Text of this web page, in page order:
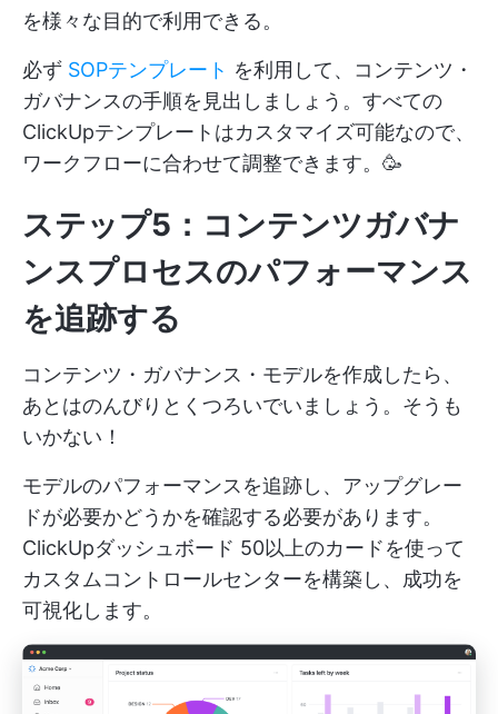
を様々な目的で利用できる。
必ず SOPテンプレート を利用して、コンテンツ・
ガバナンスの手順を見出しましょう。すべての
ClickUpテンプレートはカスタマイズ可能なので、
ワークフローに合わせて調整できます。🥳
ステップ5：コンテンツガバナ
ンスプロセスのパフォーマンス
を追跡する
コンテンツ・ガバナンス・モデルを作成したら、
あとはのんびりとくつろいでいましょう。そうも
いかない！
モデルのパフォーマンスを追跡し、アップグレー
ドが必要かどうかを確認する必要があります。
ClickUpダッシュボード 50以上のカードを使って
カスタムコントロールセンターを構築し、成功を
可視化します。